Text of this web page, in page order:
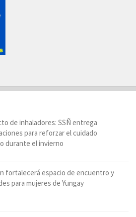
de inhaladores: SSÑ entrega
para reforzar el cuidado
durante el invierno
fortalecerá espacio de encuentro y
para mujeres de Yungay